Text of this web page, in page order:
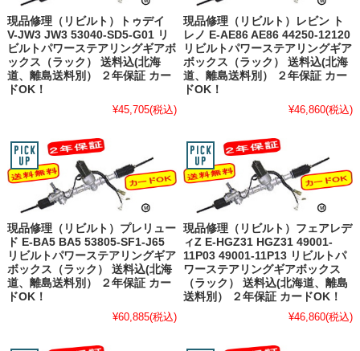
現品修理（リビルト）トゥデイ
V-JW3 JW3 53040-SD5-G01 リ
ビルトパワーステアリングギアボ
ックス（ラック） 送料込(北海
道、離島送料別） ２年保証 カー
ドOK！
¥45,705(税込)
現品修理（リビルト）レビン ト
レノ E-AE86 AE86 44250-12120
リビルトパワーステアリングギア
ボックス（ラック） 送料込(北海
道、離島送料別） ２年保証 カー
ドOK！
¥46,860(税込)
現品修理（リビルト）プレリュー
ド E-BA5 BA5 53805-SF1-J65
リビルトパワーステアリングギア
ボックス（ラック） 送料込(北海
道、離島送料別） ２年保証 カー
ドOK！
¥60,885(税込)
現品修理（リビルト）フェアレデ
ィZ E-HGZ31 HGZ31 49001-
11P03 49001-11P13 リビルトパ
ワーステアリングギアボックス
（ラック） 送料込(北海道、離島
送料別） ２年保証 カードOK！
¥46,860(税込)